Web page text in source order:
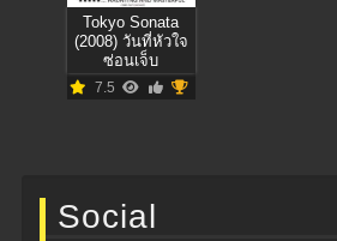
Tokyo Sonata
(2008) วันที่หัวใจ
ซ่อนเจ็บ
7.5
Social